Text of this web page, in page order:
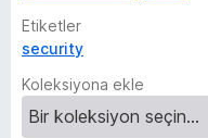
Etiketler
security
Koleksiyona ekle